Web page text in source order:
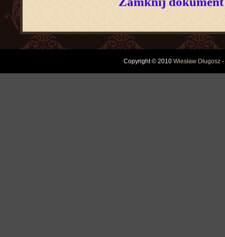
Copyright © 2010 Wiesław Długosz